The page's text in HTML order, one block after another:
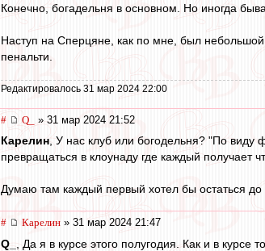
Конечно, богадельня в основном. Но иногда
Наступ на Сперцяне, как по мне, был
пенальти.
Редактировалось 31 мар 2024 22:00
# Q_ » 31 мар 2024 21:52
Карелин, У нас клуб или богодельня? "По виду
превращаться в клоунаду где каждый получает
Думаю там каждый первый хотел бы остаться до
# Карелин » 31 мар 2024 21:47
Q_
, Да я в курсе этого полугодия. Как и в